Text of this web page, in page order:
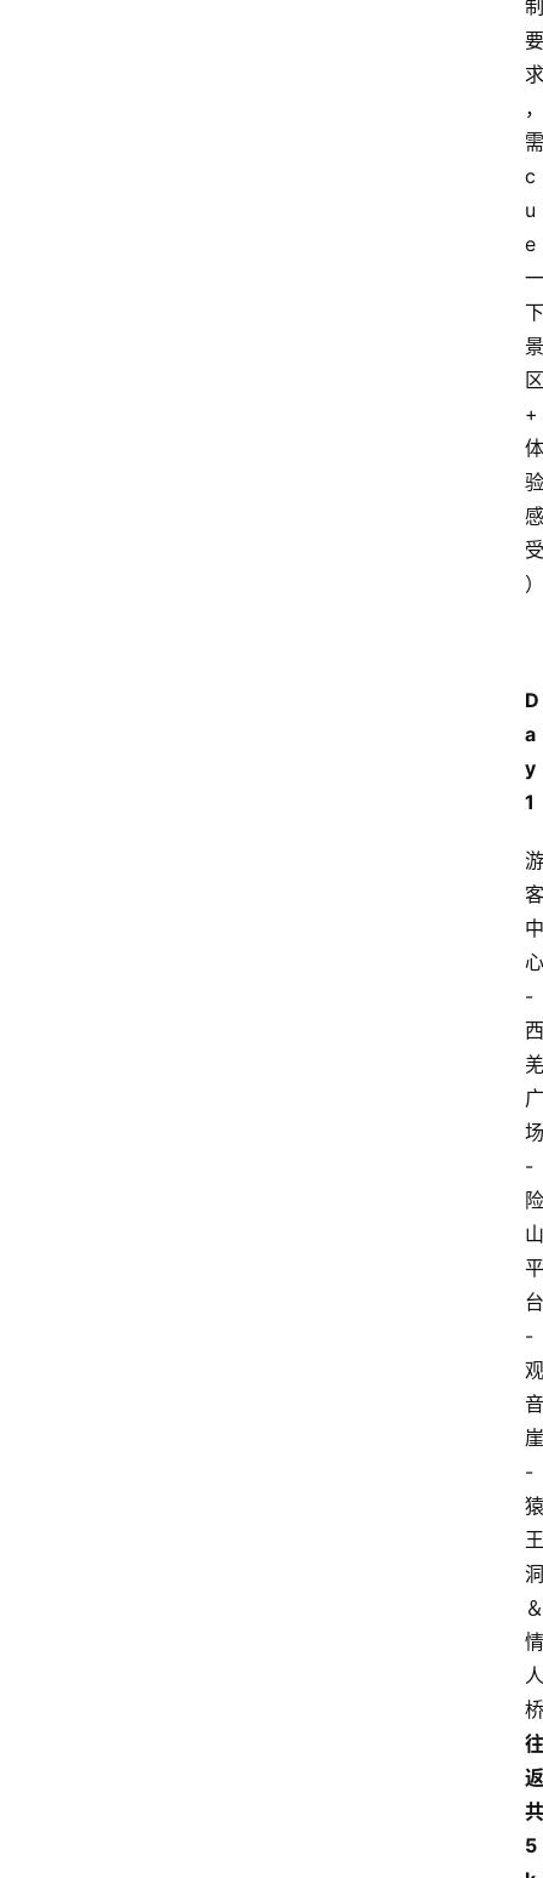
制
要
求
，
需
c
u
e
一
下
景
区
+
体
验
感
受
）
D
a
y
1
游
客
中
心
-
西
羌
广
场
-
险
山
平
台
-
观
音
崖
-
猿
王
洞
＆
情
人
桥
往
返
共
5